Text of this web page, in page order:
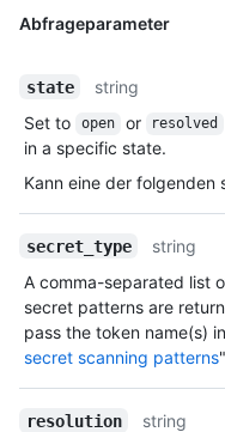
Abfrageparameter
state
string
Set to
open or resolved
in a specific state.
Kann eine der folgenden
secret_type
string
A comma-separated list
secret patterns are
pass the token name(s)
secret scanning patterns
resolution
string